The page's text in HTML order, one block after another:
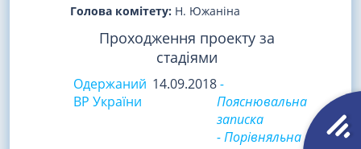
Голова комітету: Н. Южаніна
Проходження проекту за
стадіями
Одержаний
ВР України
14.09.2018-
Пояснювальна
записка
- Порівняльна